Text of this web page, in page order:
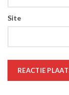
Site